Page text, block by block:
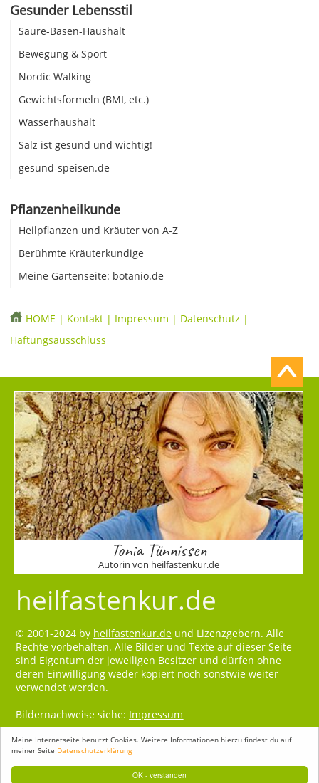
OK - verstanden
Meine Internetseite benutzt Cookies. Weitere Informationen hierzu findest du auf
meiner Seite Datenschutzerklärung
Gesunder Lebensstil
Säure-Basen-Haushalt
Bewegung & Sport
Nordic Walking
Gewichtsformeln (BMI, etc.)
Wasserhaushalt
Salz ist gesund und wichtig!
gesund-speisen.de
Pflanzenheilkunde
Heilpflanzen und Kräuter von A-Z
Berühmte Kräuterkundige
Meine Gartenseite: botanio.de
HOME | Kontakt | Impressum | Datenschutz |
Haftungsausschluss
Tonia Tünnissen
Autorin von heilfastenkur.de
heilfastenkur.de
© 2001-2024 by heilfastenkur.de und Lizenzgebern. Alle
Rechte vorbehalten. Alle Bilder und Texte auf dieser Seite
sind Eigentum der jeweiligen Besitzer und dürfen ohne
deren Einwilligung weder kopiert noch sonstwie weiter
verwendet werden.
Bildernachweise siehe: Impressum